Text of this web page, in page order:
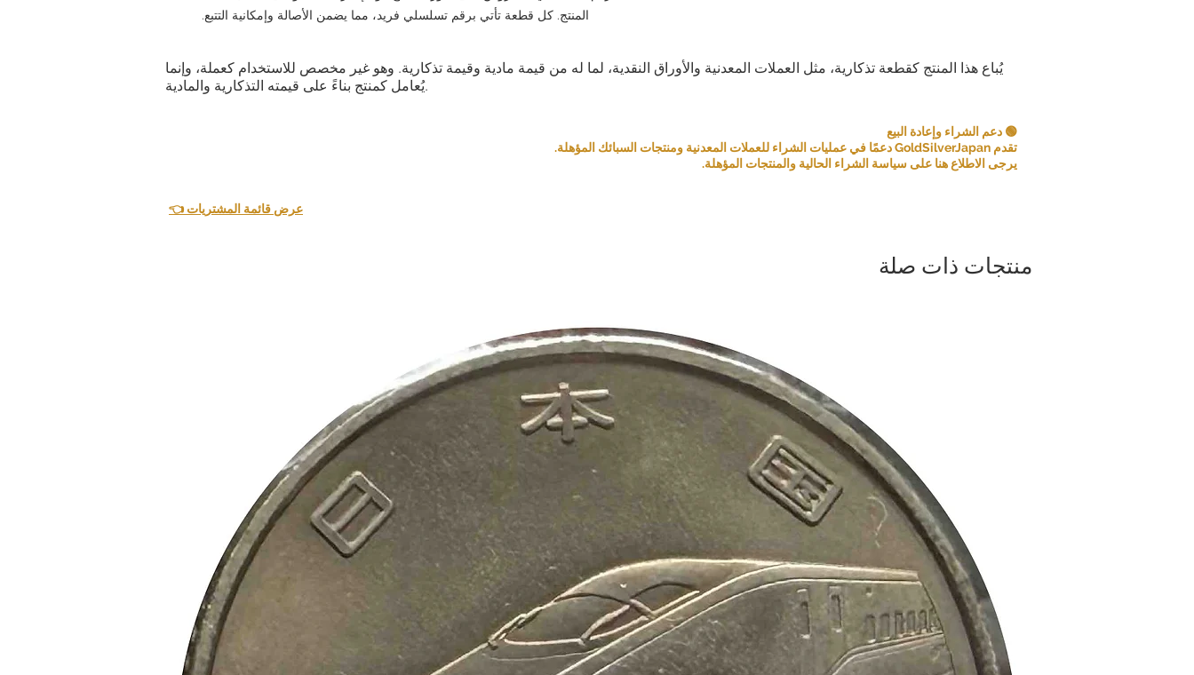
المنتج. كل قطعة تأتي برقم تسلسلي فريد، مما يضمن الأصالة وإمكانية التتبع.
يُباع هذا المنتج كقطعة تذكارية، مثل العملات المعدنية والأوراق النقدية، لما له من قيمة مادية وقيمة تذكارية. وهو غير مخصص للاستخدام كعملة، وإنما
يُعامل كمنتج بناءً على قيمته التذكارية والمادية.
🟢 دعم الشراء وإعادة البيع
تقدم GoldSilverJapan دعمًا في عمليات الشراء للعملات المعدنية ومنتجات السبائك المؤهلة.
يرجى الاطلاع هنا على سياسة الشراء الحالية والمنتجات المؤهلة.
👈 عرض قائمة المشتريات
منتجات ذات صلة